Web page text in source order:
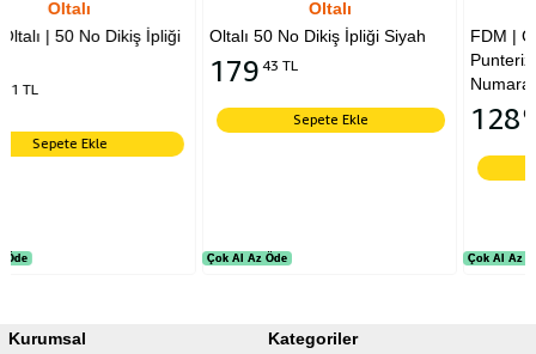
Oltalı 50 No Dikiş İpliği Siyah
FDM | Groz Beckert | Dpx17 |
Punteriz Makine İğnesi | 14
12809 TL
Kurumsal Kategoriler